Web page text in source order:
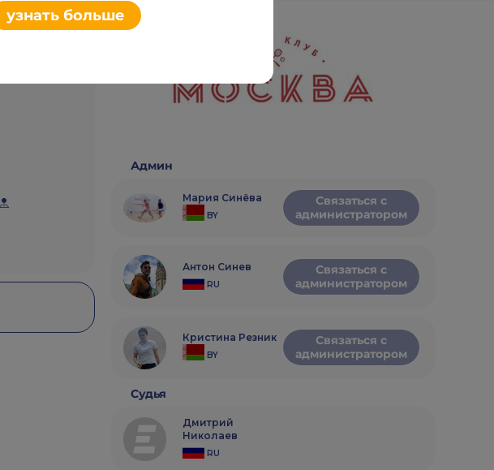
Админ
Мария Синёва
BY
Связаться с
администратором
Антон Синев
RU
Связаться с
администратором
Кристина Резник
BY
Связаться с
администратором
Судья
Дмитрий
Николаев
RU
узнать больше